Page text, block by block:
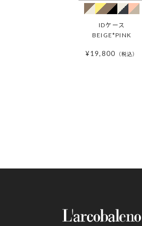
IDケース
BEIGE*PINK
¥19,800 税込